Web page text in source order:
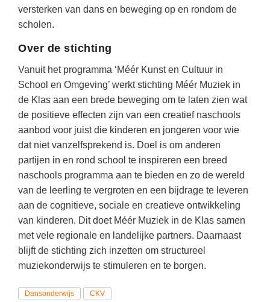
versterken van dans en beweging op en rondom de
scholen.
Over de stichting
Vanuit het programma ‘Méér Kunst en Cultuur in
School en Omgeving’ werkt stichting Méér Muziek in
de Klas aan een brede beweging om te laten zien wat
de positieve effecten zijn van een creatief naschools
aanbod voor juist die kinderen en jongeren voor wie
dat niet vanzelfsprekend is. Doel is om anderen
partijen in en rond school te inspireren een breed
naschools programma aan te bieden en zo de wereld
van de leerling te vergroten en een bijdrage te leveren
aan de cognitieve, sociale en creatieve ontwikkeling
van kinderen. Dit doet Méér Muziek in de Klas samen
met vele regionale en landelijke partners. Daarnaast
blijft de stichting zich inzetten om structureel
muziekonderwijs te stimuleren en te borgen.
Dansonderwijs CKV